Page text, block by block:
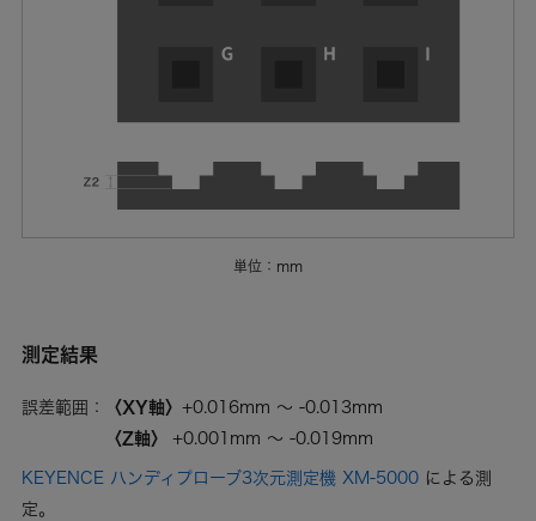
単位：mm
測定結果
誤差範囲： 〈XY軸〉 +0.016mm ～ -0.013mm
〈Z軸〉
+0.001mm ～ -0.019mm
KEYENCE ハンディプローブ3次元測定機 XM-5000 による測
定。